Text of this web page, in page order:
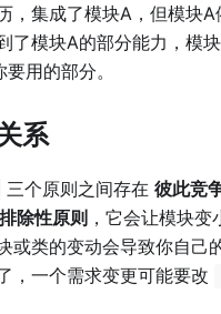
，集成了模块A，但模块
了模块A的部分能力，模
用的部分。
系
三个原则之间存在 彼此竞
排除性原则，它会让模块变
或类的变动会导致你自己
，一个需求变更可能要改